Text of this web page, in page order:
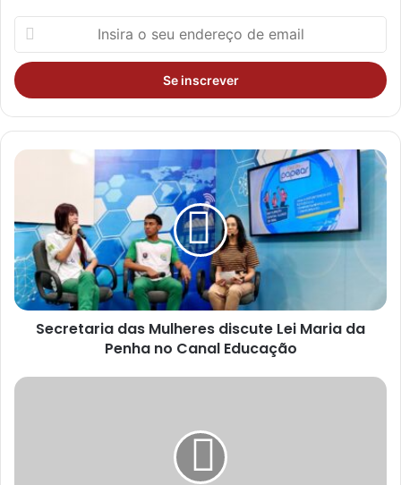
s
i
a
s
n
d
e
r
e
e
Secretaria das Mulheres discute Lei Maria da
Penha no Canal Educação